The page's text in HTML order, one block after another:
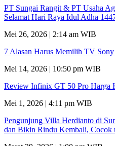
PT Sungai Rangit & PT Usaha
Selamat Hari Raya Idul Adha
Mei 26, 2026 | 2:14 am WIB
7 Alasan Harus Memilih TV
Mei 14, 2026 | 10:50 pm WIB
Review Infinix GT 50 Pro Harga
Mei 1, 2026 | 4:11 pm WIB
Pengunjung Villa Herdianto di
dan Bikin Rindu Kembali, Cocok